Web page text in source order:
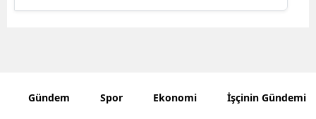
Gündem Spor Ekonomi İşçinin Gündemi